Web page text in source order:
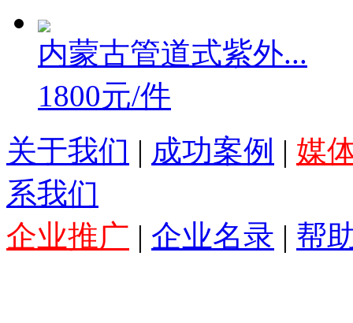
内蒙古管道式紫外...
1800元/件
关于我们 | 成功案例 | 媒
系我们
企业推广 | 企业名录 | 帮